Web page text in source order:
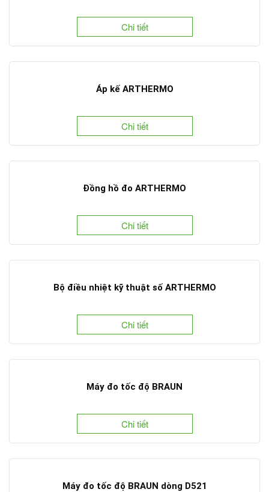
Chi tiết
Áp kế ARTHERMO
Chi tiết
Đồng hồ đo ARTHERMO
Chi tiết
Bộ điều nhiệt kỹ thuật số ARTHERMO
Chi tiết
Máy đo tốc độ BRAUN
Chi tiết
Máy đo tốc độ BRAUN dòng D521